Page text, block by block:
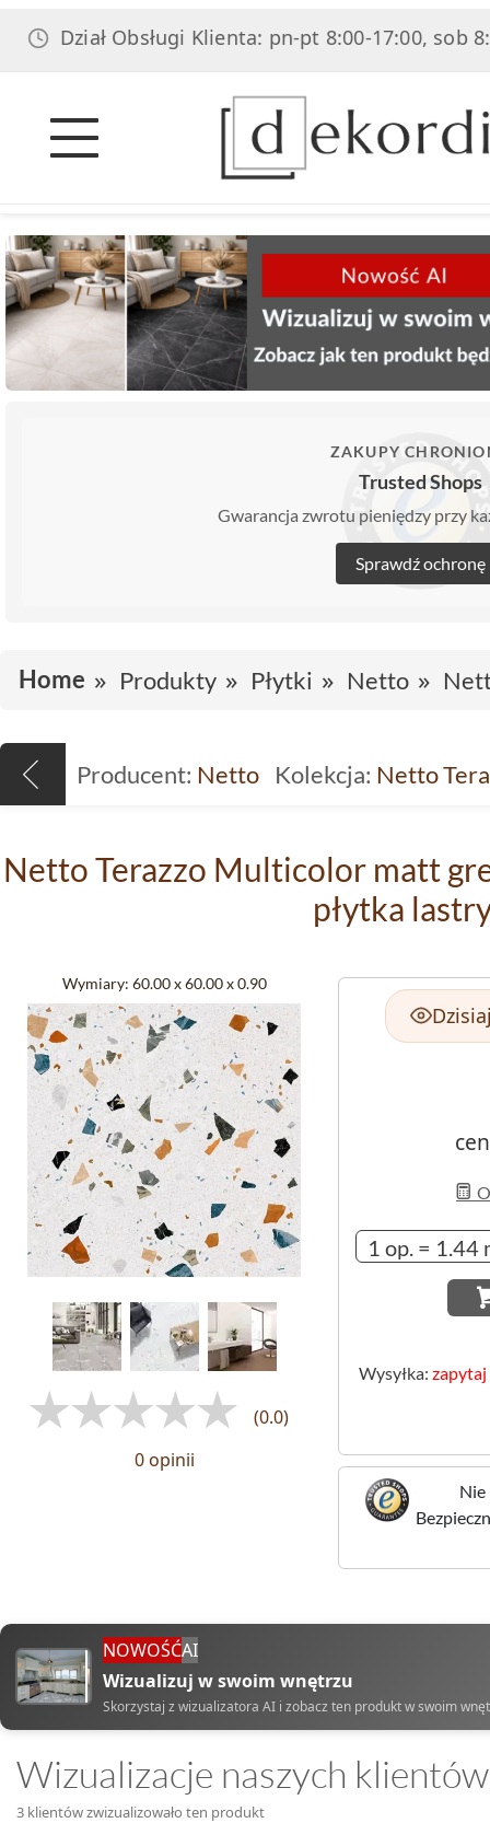
Obsługi Klienta: pn-pt 8:00-17:00, sob 8:00-14:00
ZAKUPY
Trusted Shops
Gwarancja zwrotu pieniędzy przy
Sprawdź ochronę
Home Produkty Płytki Netto
Producent: Netto Kolekcja: Netto
Netto Terazzo Multicolor matt
płytka
Wymiary: 60.00 x 60.00 x 0.90
(0.0)
0 opinii
Wysyłka: zapytaj
Nie
NOWOŚĆAI
Wizualizuj w swoim wnętrzu
Skorzystaj z wizualizatora AI i zobacz ten produkt w swoim
Wizualizacje naszych klientów
3 klientów zwizualizowało ten produkt